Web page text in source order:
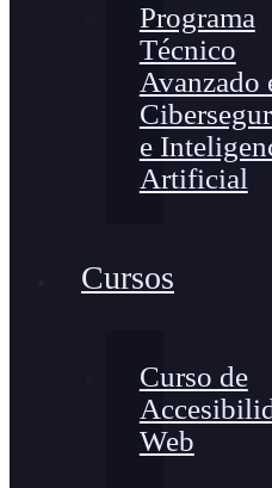
Programa
Técnico
Avanzado
e
Artificial
Cursos
Curso de
Web